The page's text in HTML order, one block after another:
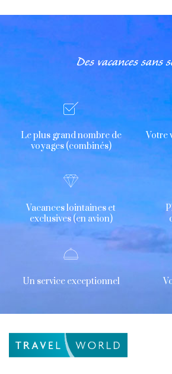
Des vacances sans
Le plus grand nombre de
voyages (combinés)
Votre
Vacances lointaines et
exclusives (en avion)
Un service exceptionnel